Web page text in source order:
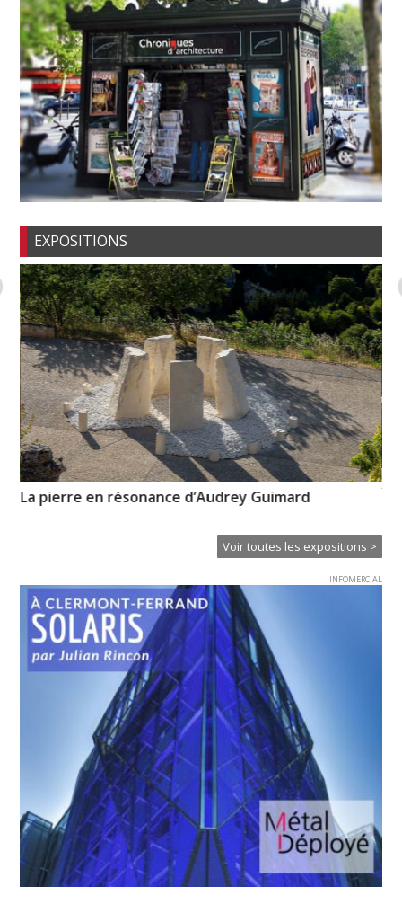
EXPOSITIONS
La pierre en résonance d’Audrey Guimard
Voir toutes les expositions >
INFOMERCIAL